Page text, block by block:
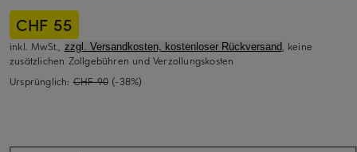
CHF 55
inkl. MwSt., zzgl. Versandkosten, kostenloser Rückversand, keine
zusätzlichen Zollgebühren und Verzollungskosten
Ursprünglich: CHF 90 (-38%)